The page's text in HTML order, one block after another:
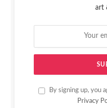
art
By signing up, you
Privacy